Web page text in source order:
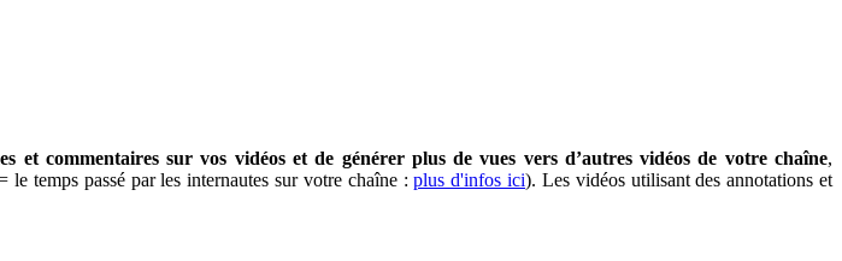
et commentaires sur vos vidéos et de générer plus de vues vers d’autres vidéos de votre chaîne,
le temps passé par les internautes sur votre chaîne :plus d'infos ici). Les vidéos utilisant des annotations et